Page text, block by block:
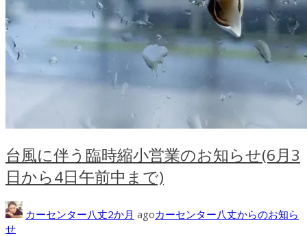
台風に伴う臨時縮小営業のお知らせ(6月3
日から4日午前中まで)
カーセンター八丈2か月 agoカーセンター八丈からのお知ら
せ